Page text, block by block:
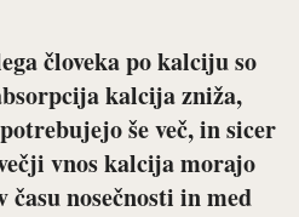
človeka po kalciju so
kalcija zniža,
še več, in sicer
vnos kalcija morajo
nosečnosti in med